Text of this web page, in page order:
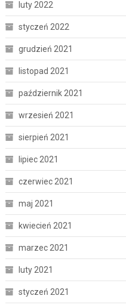
luty 2022
styczeń 2022
grudzień 2021
listopad 2021
październik 2021
wrzesień 2021
sierpień 2021
lipiec 2021
czerwiec 2021
maj 2021
kwiecień 2021
marzec 2021
luty 2021
styczeń 2021